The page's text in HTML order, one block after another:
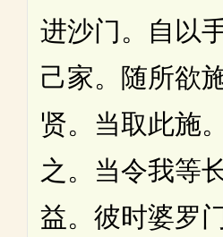
进沙门。自以
己家。随所欲
贤。当取此施
之。当令我等
益。彼时婆罗